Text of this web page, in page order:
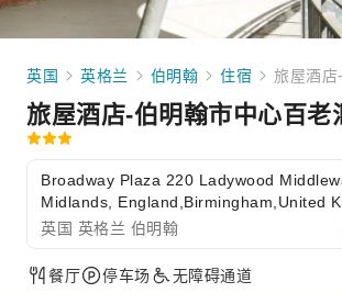
英国 英格兰 伯明翰 住宿 旅屋酒
旅屋酒店-伯明翰市中心百老
Broadway Plaza 220 Ladywood
Midlands, England,Birmingham,United
英国 英格兰 伯明翰
餐厅 停车场 无障碍通道